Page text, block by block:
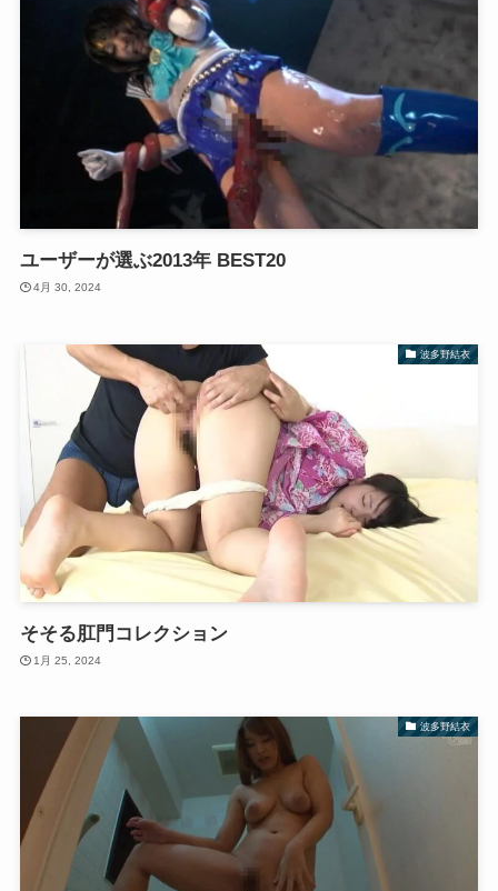
ユーザーが選ぶ2013年 BEST20
4月 30, 2024
波多野結衣
そそる肛門コレクション
1月 25, 2024
波多野結衣